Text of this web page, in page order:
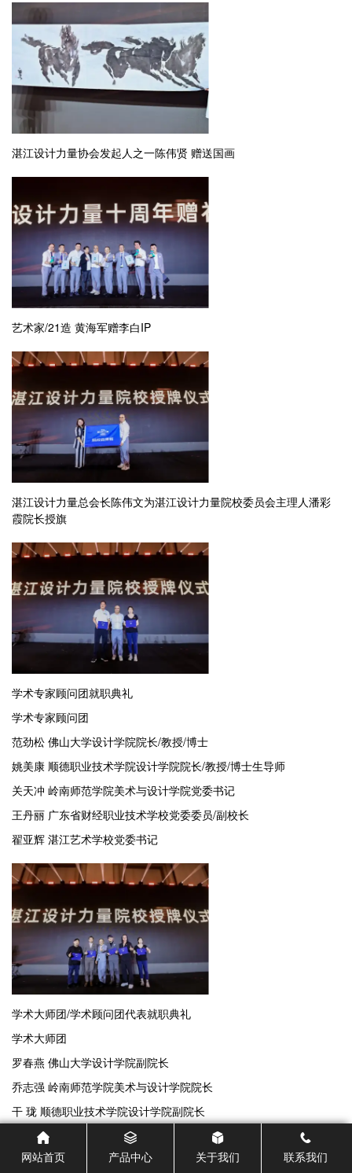
湛江设计力量协会发起人之一陈伟贤 赠送国画
艺术家/21造 黄海军赠李白IP
湛江设计力量总会长陈伟文为湛江设计力量院校委员会主理人潘彩
霞院长授旗
学术专家顾问团就职典礼
学术专家顾问团
范劲松 佛山大学设计学院院长/教授/博士
姚美康 顺德职业技术学院设计学院院长/教授/博士生导师
关天冲 岭南师范学院美术与设计学院党委书记
王丹丽 广东省财经职业技术学校党委委员/副校长
翟亚辉 湛江艺术学校党委书记
学术大师团/学术顾问团代表就职典礼
学术大师团
罗春燕 佛山大学设计学院副院长
乔志强 岭南师范学院美术与设计学院院长
干 珑 顺德职业技术学院设计学院副院长
肖机灵 广东职业技术学院艺术设计学院副院长
黄亚寿 湛江艺术学校副校长
网站首页 产品中心 关于我们 联系我们